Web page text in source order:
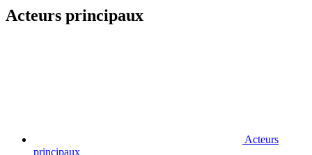
Acteurs principaux
Acteurs
principaux